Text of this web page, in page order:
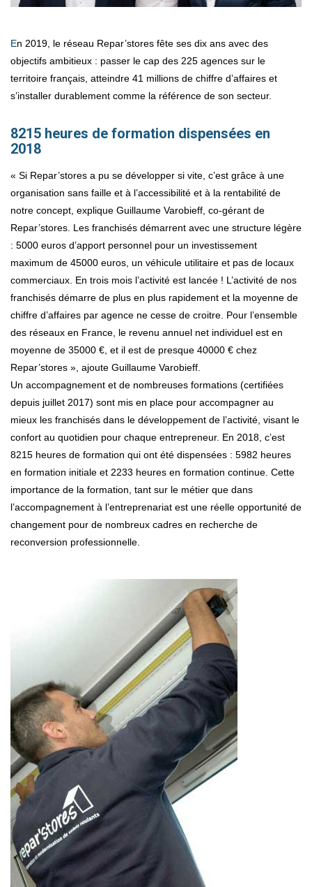
En 2019, le réseau Repar’stores fête ses dix ans avec des
objectifs ambitieux : passer le cap des 225 agences sur le
territoire français, atteindre 41 millions de chiffre d’affaires et
s’installer durablement comme la référence de son secteur.
8215 heures de formation dispensées en
2018
« Si Repar’stores a pu se développer si vite, c’est grâce à une
organisation sans faille et à l’accessibilité et à la rentabilité de
notre concept, explique Guillaume Varobieff, co-gérant de
Repar’stores. Les franchisés démarrent avec une structure légère
: 5000 euros d’apport personnel pour un investissement
maximum de 45000 euros, un véhicule utilitaire et pas de locaux
commerciaux. En trois mois l’activité est lancée ! L’activité de nos
franchisés démarre de plus en plus rapidement et la moyenne de
chiffre d’affaires par agence ne cesse de croitre. Pour l’ensemble
des réseaux en France, le revenu annuel net individuel est en
moyenne de 35000 €, et il est de presque 40000 € chez
Repar’stores », ajoute Guillaume Varobieff.
Un accompagnement et de nombreuses formations (certifiées
depuis juillet 2017) sont mis en place pour accompagner au
mieux les franchisés dans le développement de l’activité, visant le
confort au quotidien pour chaque entrepreneur. En 2018, c’est
8215 heures de formation qui ont été dispensées : 5982 heures
en formation initiale et 2233 heures en formation continue. Cette
importance de la formation, tant sur le métier que dans
l’accompagnement à l’entreprenariat est une réelle opportunité de
changement pour de nombreux cadres en recherche de
reconversion professionnelle.